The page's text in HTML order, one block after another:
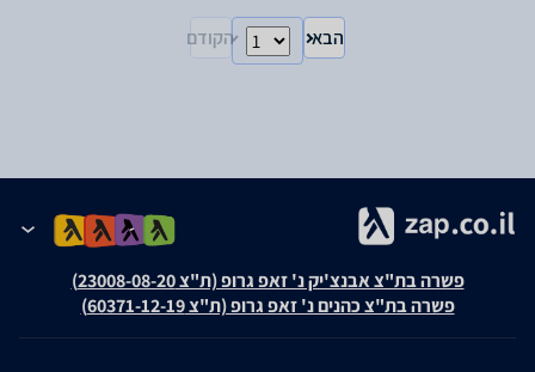
הבא הקודם
פשרה בת"צ אבנצ'יק נ' זאפ גרופ (ת"צ 23008-08-20)
פשרה בת"צ כהנים נ' זאפ גרופ (ת"צ 60371-12-19)